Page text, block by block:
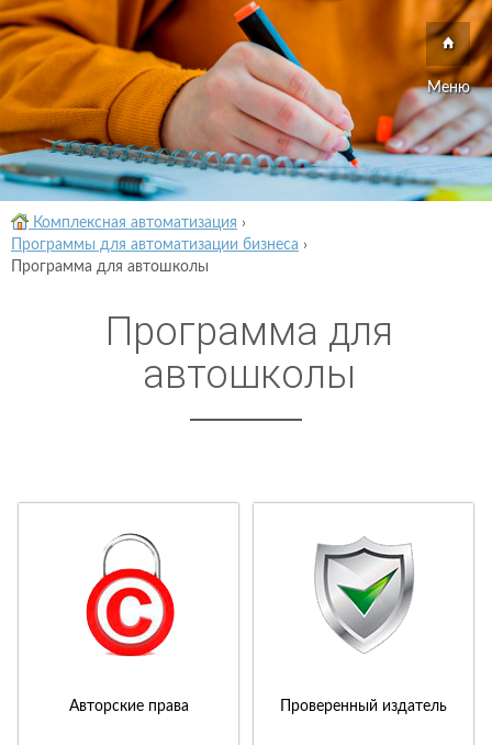
Меню
Комплексная автоматизация ›
Программы для автоматизации бизнеса ›
Программа для автошколы
Программа для
автошколы
Авторские права Проверенный издатель